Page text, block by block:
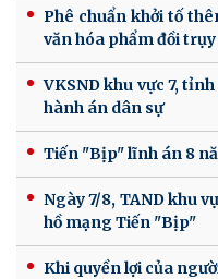
Phê chuẩn khởi tố
văn hóa phẩm đồi trụy
VKSND khu vực 7,
hành án dân sự
Tiến "Bịp" lĩnh án 8
Ngày 7/8, TAND khu
hồ mạng Tiến "Bịp"
Khi quyền lợi của